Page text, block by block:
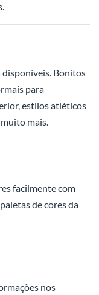
disponíveis. Bonitos
para
estilos atléticos
mais.
facilmente com
de cores da
nos